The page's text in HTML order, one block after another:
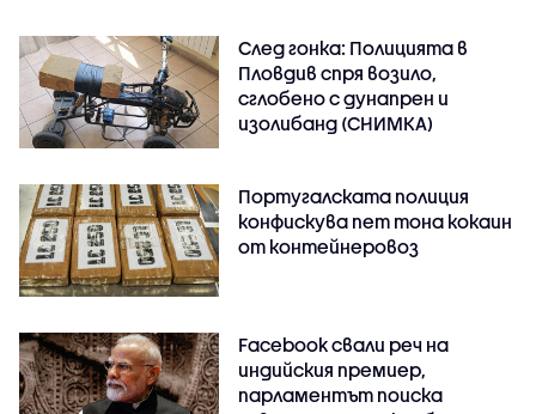
След гонка: Полицията в
Пловдив спря возило,
сглобено с дунапрен и
изолибанд (СНИМКА)
Португалската полиция
конфискува пет тона кокаин
от контейнеровоз
Facebook свали реч на
индийския премиер,
парламентът поиска